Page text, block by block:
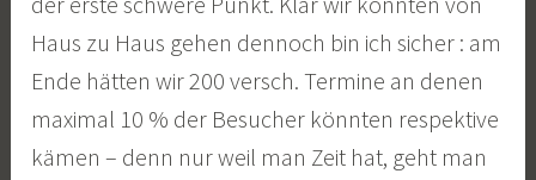
Haus zu Haus gehen dennoch bin ich sicher : am
Ende hätten wir 200 versch. Termine an denen
maximal 10 % der Besucher könnten respektive
kämen – denn nur weil man Zeit hat, geht man